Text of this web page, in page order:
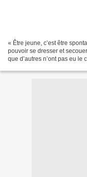
« Être jeune, c’est être
pouvoir se dresser et
que d’autres n’ont pas eu le